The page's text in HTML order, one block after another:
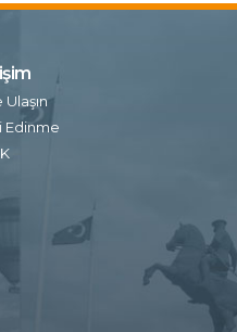
Ulaşın
Edinme